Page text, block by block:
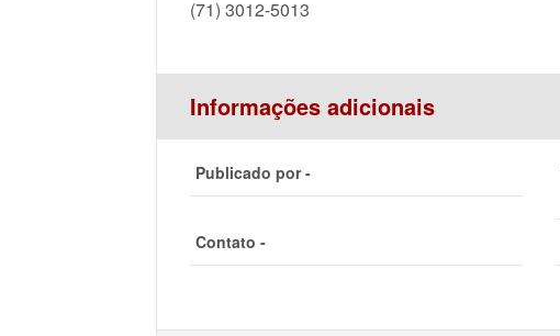
(71) 3012-5013
Informações adicionais
Publicado por -
Contato -